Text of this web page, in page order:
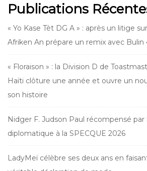
Publications
« Yo Kase Tèt DG A » : après un litige
Afriken An prépare un remix avec Bulin
« Floraison » : la Division D de
Haïti clôture une année et ouvre un
son histoire
Nidger F. Judson Paul récompensé
diplomatique à la SPECQUE 2026
LadyMeï célèbre ses deux ans en